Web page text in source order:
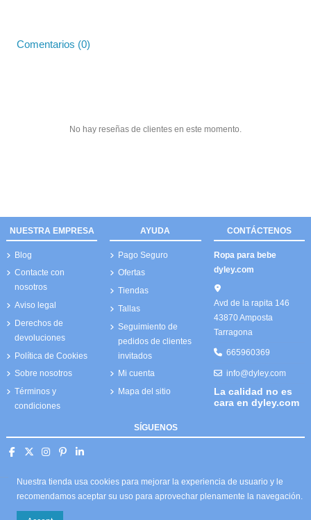
Comentarios (0)
No hay reseñas de clientes en este momento.
NUESTRA EMPRESA
Blog
Contacte con
nosotros
Aviso legal
Derechos de
devoluciones
Política de Cookies
Sobre nosotros
Términos y
condiciones
AYUDA
Pago Seguro
Ofertas
Tiendas
Tallas
Seguimiento de
pedidos de clientes
invitados
Mi cuenta
Mapa del sitio
CONTÁCTENOS
Ropa para bebe
dyley.com
Avd de la rapita 146
43870 Amposta
Tarragona
665960369
info@dyley.com
La calidad no es
cara en dyley.com
SÍGUENOS
Nuestra tienda usa cookies para mejorar la experiencia de usuario y le
recomendamos aceptar su uso para aprovechar plenamente la navegación.